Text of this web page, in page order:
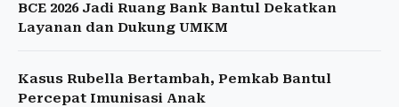
BCE 2026 Jadi Ruang Bank Bantul Dekatkan
Layanan dan Dukung UMKM
Kasus Rubella Bertambah, Pemkab Bantul
Percepat Imunisasi Anak